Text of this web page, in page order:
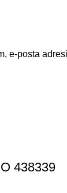
e-posta
438339